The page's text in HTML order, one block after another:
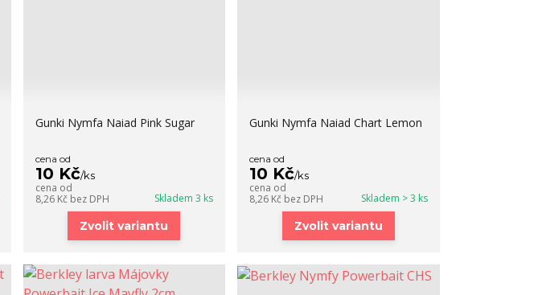
Gunki Nymfa Naiad Pink Sugar
cena od
10 Kč/ks
cena od
8,26 Kč bez DPH Skladem 3 ks
Zvolit variantu
Gunki Nymfa Naiad Chart Lemon
cena od
10 Kč/ks
cena od
8,26 Kč bez DPH Skladem > 3 ks
Zvolit variantu